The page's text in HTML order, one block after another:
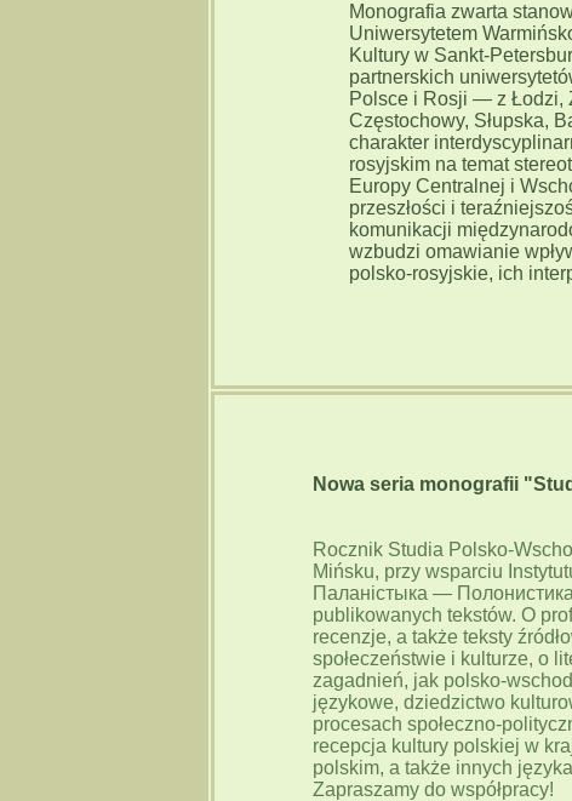
Monografia zwarta
Uniwersytetem
Kultury w Sankt-
partnerskich
Polsce i Rosji — z Łodzi,
Częstochowy, Słupska,
charakter
rosyjskim na temat
Europy Centralnej i
przeszłości i
komunikacji
wzbudzi omawianie
polsko-rosyjskie, ich
Nowa seria monografii
Rocznik Studia Polsko-
Mińsku, przy wsparciu
Паланістыка —
publikowanych tekstów. O
recenzje, a także teksty
społeczeństwie i kulturze, o
zagadnień, jak polsko-
językowe, dziedzictwo
procesach społeczno-
recepcja kultury polskiej w
polskim, a także innych
Zapraszamy do współpracy!